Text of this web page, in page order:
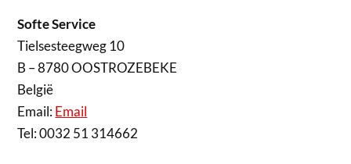
Softe Service
Tielsesteegweg 10
B – 8780 OOSTROZEBEKE
België
Email:Email
Tel: 0032 51 314662